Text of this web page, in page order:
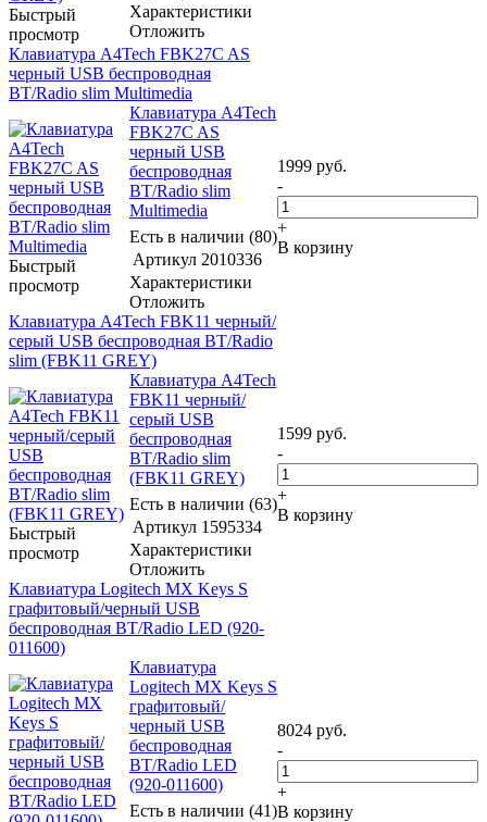
Быстрый
просмотр
Характеристики
Отложить
Клавиатура A4Tech FBK27C AS
черный USB беспроводная
BT/Radio slim Multimedia
Быстрый
просмотр
Клавиатура A4Tech
FBK27C AS
черный USB
беспроводная
BT/Radio slim
Multimedia
Есть в наличии (80)
Артикул 2010336
Характеристики
Отложить
1999 руб.
-
+
В корзину
Клавиатура A4Tech FBK11 черный/
серый USB беспроводная BT/Radio
slim (FBK11 GREY)
Быстрый
просмотр
Клавиатура A4Tech
FBK11 черный/
серый USB
беспроводная
BT/Radio slim
(FBK11 GREY)
Есть в наличии (63)
Артикул 1595334
Характеристики
Отложить
1599 руб.
-
+
В корзину
Клавиатура Logitech MX Keys S
графитовый/черный USB
беспроводная BT/Radio LED (920-
011600)
Клавиатура
Logitech MX Keys S
графитовый/
черный USB
беспроводная
BT/Radio LED
(920-011600)
Есть в наличии (41)
8024 руб.
-
+
В корзину